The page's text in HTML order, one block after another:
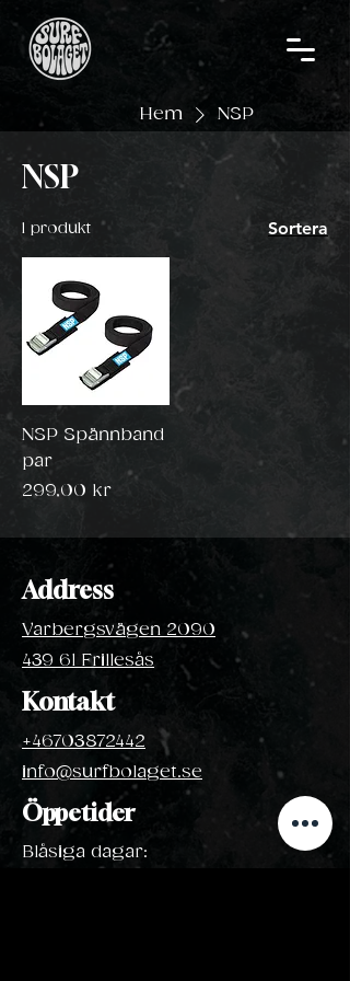
Hem NSP
NSP
1 produkt Sortera
NSP Spännband
par
Pris
299,00 kr
Address
Varbergsvägen 2090
439 61 Frillesås
Kontakt
+46703872442
info@surfbolaget.se
Öppetider
Blåsiga dagar: